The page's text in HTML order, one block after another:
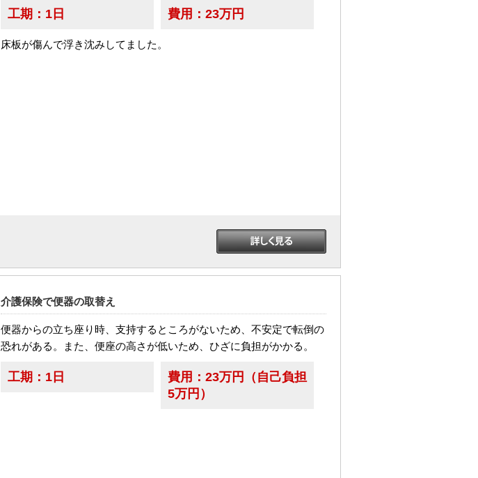
工期： 1日 費用： 23万円
床板が傷んで浮き沈みしてました。
介護保険で便器の取替え
便器からの立ち座り時、支持するところがないため、不安定で転倒の
恐れがある。また、便座の高さが低いため、ひざに負担がかかる。
工期： 1日 費用： 23万円（自己負担
5万円）